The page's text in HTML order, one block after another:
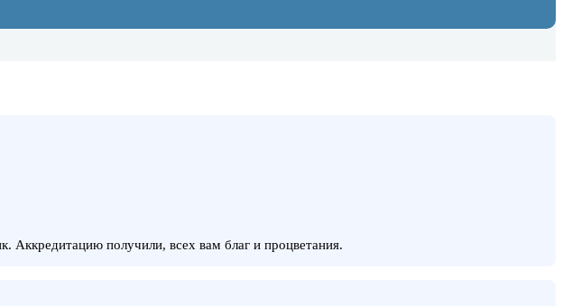
получили, всех вам благ и процветания.